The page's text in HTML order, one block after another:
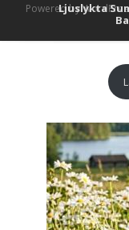
Ljuslykta
Powered by